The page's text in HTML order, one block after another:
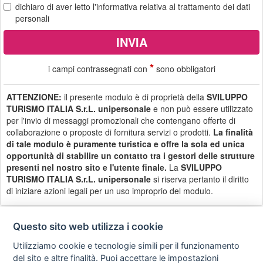
dichiaro di aver letto l'informativa relativa al trattamento dei dati
personali
i campi contrassegnati con *sono obbligatori
ATTENZIONE: il presente modulo è di proprietà della SVILUPPO
TURISMO ITALIA S.r.L. unipersonale e non può essere utilizzato
per l'invio di messaggi promozionali che contengano offerte di
collaborazione o proposte di fornitura servizi o prodotti. La finalità
di tale modulo è puramente turistica e offre la sola ed unica
opportunità di stabilire un contatto tra i gestori delle strutture
presenti nel nostro sito e l'utente finale. La SVILUPPO
TURISMO ITALIA S.r.L. unipersonale si riserva pertanto il diritto
di iniziare azioni legali per un uso improprio del modulo.
Privacy
policy
Avviso
legale
Scrivici
Questo sito web utilizza i cookie
Utilizziamo cookie e tecnologie simili per il funzionamento
del sito e altre finalità. Puoi accettare le impostazioni